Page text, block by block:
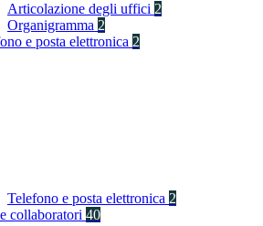
Articolazione degli uffici 2
Organigramma 2
e posta elettronica 2
Telefono e posta elettronica 2
collaboratori 40